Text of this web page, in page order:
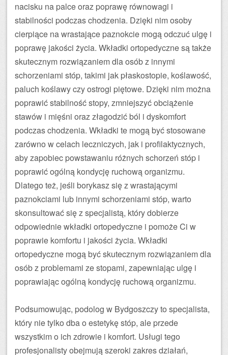
nacisku na palce oraz poprawę równowagi i
stabilności podczas chodzenia. Dzięki nim osoby
cierpiące na wrastające paznokcie mogą odczuć ulgę i
poprawę jakości życia. Wkładki ortopedyczne są także
skutecznym rozwiązaniem dla osób z innymi
schorzeniami stóp, takimi jak płaskostopie, koślawość,
paluch koślawy czy ostrogi piętowe. Dzięki nim można
poprawić stabilność stopy, zmniejszyć obciążenie
stawów i mięśni oraz złagodzić ból i dyskomfort
podczas chodzenia. Wkładki te mogą być stosowane
zarówno w celach leczniczych, jak i profilaktycznych,
aby zapobiec powstawaniu różnych schorzeń stóp i
poprawić ogólną kondycję ruchową organizmu.
Dlatego też, jeśli borykasz się z wrastającymi
paznokciami lub innymi schorzeniami stóp, warto
skonsultować się z specjalistą, który dobierze
odpowiednie wkładki ortopedyczne i pomoże Ci w
poprawie komfortu i jakości życia. Wkładki
ortopedyczne mogą być skutecznym rozwiązaniem dla
osób z problemami ze stopami, zapewniając ulgę i
poprawiając ogólną kondycję ruchową organizmu.
Podsumowując, podolog w Bydgoszczy to specjalista,
który nie tylko dba o estetykę stóp, ale przede
wszystkim o ich zdrowie i komfort. Usługi tego
profesjonalisty obejmują szeroki zakres działań,